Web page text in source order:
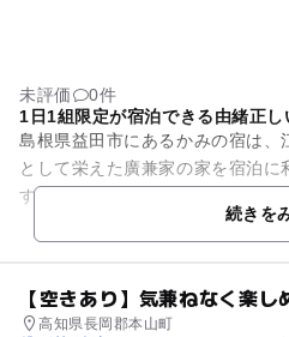
未評価
0件
1日1組限定が宿泊できる由緒正し
島根県益田市にあるかみの宿は、
として栄えた廣兼家の家を宿泊
す。1日1組限定の貸切となってい
で、広々とした座敷や囲炉裏...
続きを
【空きあり】気兼ねなく楽
高知県長岡郡本山町